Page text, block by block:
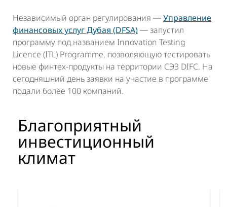
Независимый орган регулирования ―Управление
финансовых услуг Дубая (DFSA)― запустил
программу под названием Innovation Testing
Licence (ITL) Programme, позволяющую тестировать
новые финтех-продукты на территории СЭЗ DIFC. На
сегодняшний день заявки на участие в программе
подали более 100 компаний.
Благоприятный
инвестиционный
климат